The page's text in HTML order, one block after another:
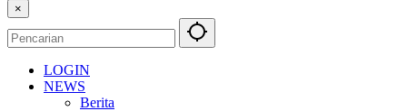
×
LOGIN
NEWS
Berita